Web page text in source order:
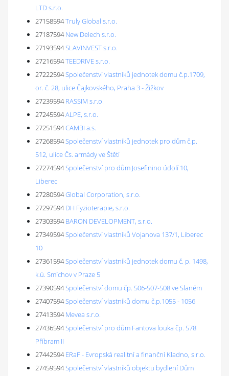
LTD s.r.o.
27158594Truly Global s.r.o.
27187594 New Delech s.r.o.
27193594SLAVINVEST s.r.o.
27216594TEEDRIVE s.r.o.
27222594Společenství vlastníků jednotek domu č.p.1709,
or. č. 28, ulice Čajkovského, Praha 3 - Žižkov
27239594 RASSIM s.r.o.
27245594ALPE, s.r.o.
27251594CAMBI a.s.
27268594Společenství vlastníků jednotek pro dům č.p.
512, ulice Čs. armády ve Štětí
27274594Společenství pro dům Josefinino údolí 10,
Liberec
27280594Global Corporation, s.r.o.
27297594 DH Fyzioterapie, s.r.o.
27303594 BARON DEVELOPMENT, s.r.o.
27349594Společenství vlastníků Vojanova 137/1, Liberec
10
27361594Společenství vlastníků jednotek domu č. p. 1498,
k.ú. Smíchov v Praze 5
27390594Společenství domu čp. 506-507-508 ve Slaném
27407594Společenství vlastníků domu č.p.1055 - 1056
27413594 Mevea s.r.o.
27436594Společenství pro dům Fantova louka čp. 578
Příbram II
27442594 ERaF - Evropská realitní a finanční Kladno, s.r.o.
27459594Společenství vlastníků objektu bydlení Dům